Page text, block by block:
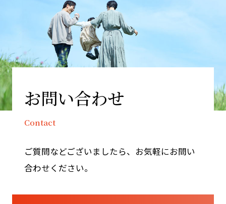
お問い合わせ
Contact
ご質問などございましたら、お気軽にお問い
合わせください。